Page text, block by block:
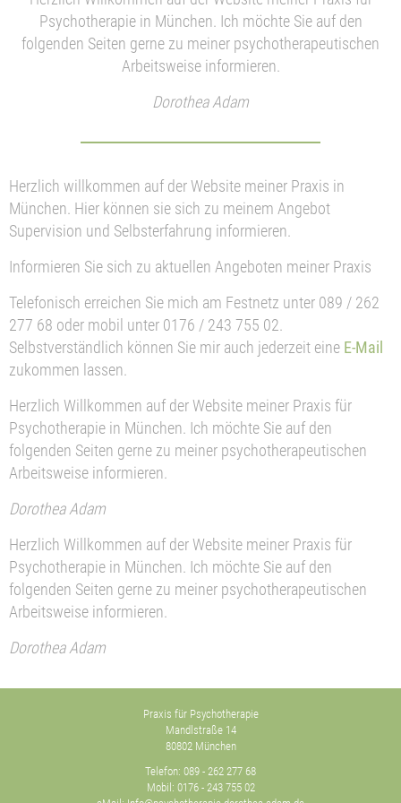
Psychotherapie in München. Ich möchte Sie auf den
folgenden Seiten gerne zu meiner psychotherapeutischen
Arbeitsweise informieren.
Dorothea Adam
Herzlich willkommen auf der Website meiner Praxis in
München. Hier können sie sich zu meinem Angebot
Supervision und Selbsterfahrung informieren.
Informieren Sie sich zu aktuellen Angeboten meiner Praxis
Telefonisch erreichen Sie mich am Festnetz unter 089 / 262
277 68 oder mobil unter 0176 / 243 755 02.
Selbstverständlich können Sie mir auch jederzeit eine E-Mail
zukommen lassen.
Herzlich Willkommen auf der Website meiner Praxis für
Psychotherapie in München. Ich möchte Sie auf den
folgenden Seiten gerne zu meiner psychotherapeutischen
Arbeitsweise informieren.
Dorothea Adam
Herzlich Willkommen auf der Website meiner Praxis für
Psychotherapie in München. Ich möchte Sie auf den
folgenden Seiten gerne zu meiner psychotherapeutischen
Arbeitsweise informieren.
Dorothea Adam
Praxis für Psychotherapie
Mandlstraße 14
80802 München
Telefon: 089 - 262 277 68
Mobil: 0176 - 243 755 02